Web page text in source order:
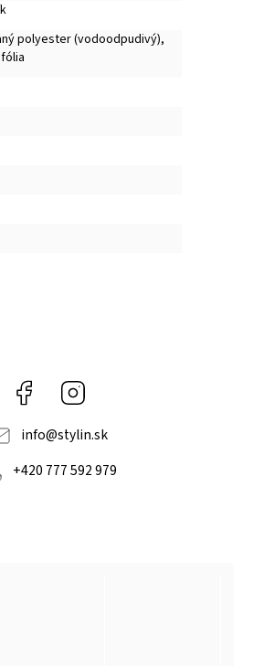
polyester (vodoodpudivý),
Facebook
info@stylin.sk
+420 777 592 979